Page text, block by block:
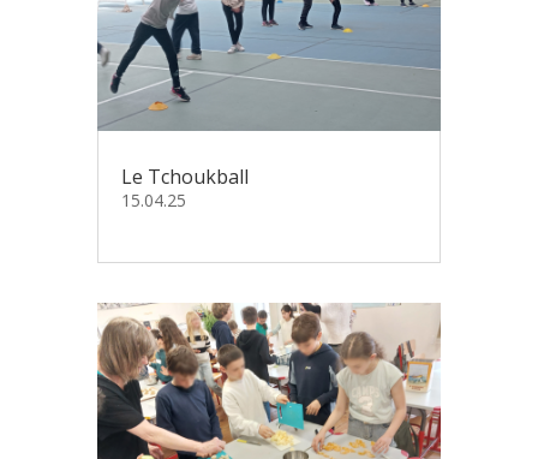
Le Tchoukball
15.04.25